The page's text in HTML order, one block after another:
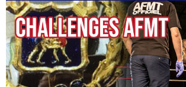
Le passeport sportif: Le
OBLIGATOIRE pour tous les compétiteurs
des compétitions (Fédérales,
passeport avec la photo du compétiteur
rempli.
Attention : Sans passeport dûment rempli
de participation à la compétition.